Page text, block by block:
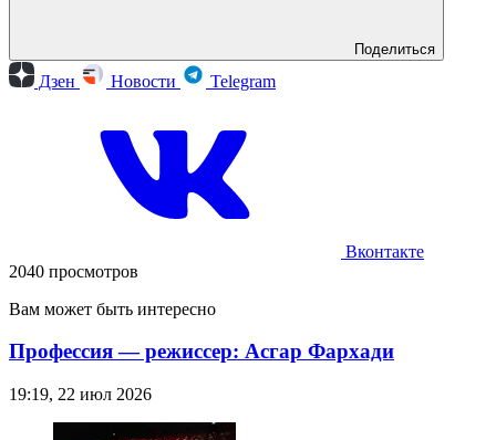
Поделиться
Дзен Новости Telegram
Вконтакте
2040 просмотров
Вам может быть интересно
Профессия — режиссер: Асгар Фархади
19:19, 22 июл 2026